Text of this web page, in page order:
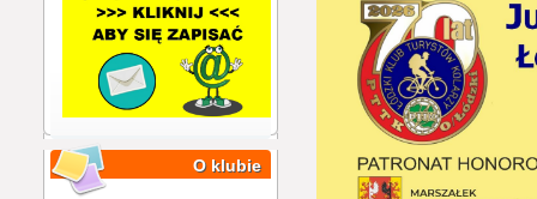
O klubie